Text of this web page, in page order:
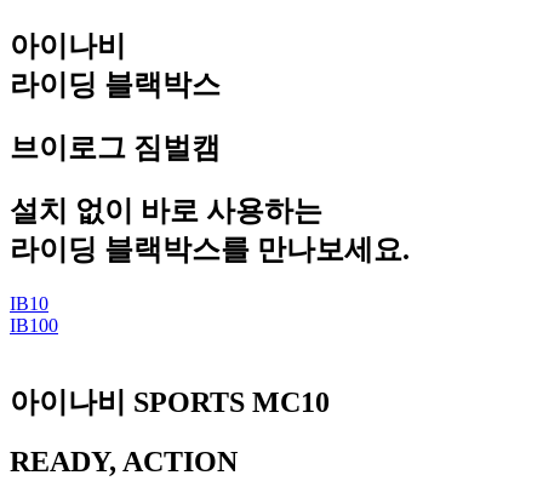
아이나비
라이딩 블랙박스
브이로그 짐벌캠
설치 없이 바로 사용하는
라이딩 블랙박스를 만나보세요.
IB10
IB100
아이나비 SPORTS MC10
READY, ACTION